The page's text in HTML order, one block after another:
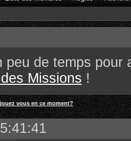
peu de temps pour
Missions !
vous en ce moment?